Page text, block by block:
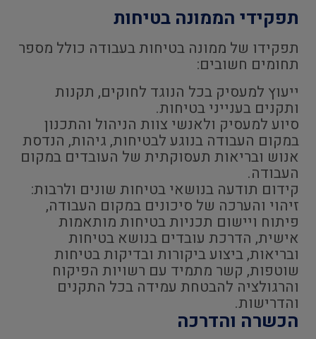
תפקידי הממונה בטיחות
תפקידו של ממונה בטיחות בעבודה כולל מספר
תחומים חשובים:
ייעוץ למעסיק בכל הנוגד לחוקים, תקנות
ותקנים בענייני בטיחות.
סיוע למעסיק ולאנשי צוות הניהול והתכנון
במקום העבודה בנוגע לבטיחות, גיהות, הנדסת
אנוש ובריאות תעסוקתית של העובדים במקום
העבודה.
קידום תודעה בנושאי בטיחות שונים ולרבות:
זיהוי והערכה של סיכונים במקום העבודה,
פיתוח ויישום תכניות בטיחות מותאמות
אישית, הדרכת עובדים בנושא בטיחות
ובריאות, ביצוע ביקורות ובדיקות בטיחות
שוטפות, קשר מתמיד עם רשויות הפיקוח
והרגולציה להבטחת עמידה בכל התקנים
והדרישות.
הכשרה והדרכה